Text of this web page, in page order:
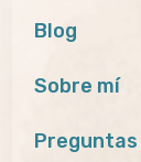
Blog
Sobre mí